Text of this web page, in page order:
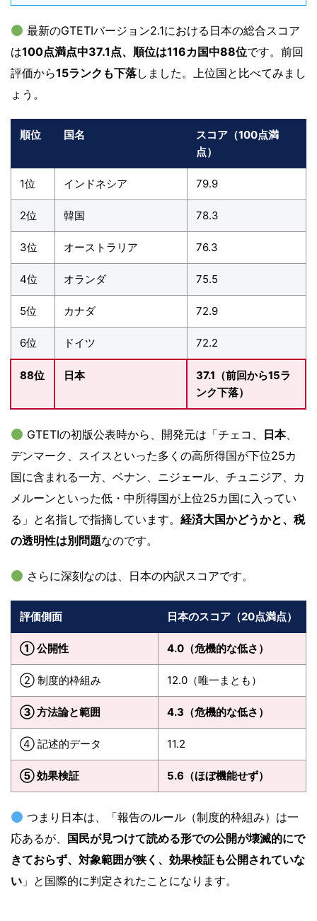
最新のGTETIバージョン2.1における日本の総合スコア
は100点満点中37.1点、順位は116カ国中88位です。前回
評価から15ランクも下落しました。上位国と比べてみまし
ょう。
順位 国名
スコア（100点満
点）
1位 インドネシア 79.9
2位 韓国 78.3
3位 オーストラリア 76.3
4位 オランダ 75.5
5位 カナダ 72.9
6位 ドイツ 72.2
88位 日本
37.1（前回から15ラ
ンク下落）
GTETIの初版公表時から、開発元は「チェコ、 日本、
デンマーク、スイスといった多くの高所得国が下位25カ
国に含まれる一方、ベナン、ニジェール、チュニジア、カ
メルーンといった低・中所得国が上位25カ国に入ってい
る」と名指しで指摘しています。 経済大国かどうかと、税
の透明性は別問題なのです。
さらに深刻なのは、日本の内訳スコアです。
評価側面 日本のスコア（20点満点）
① 公開性 4.0（危機的な低さ）
② 制度的枠組み 12.0（唯一まとも）
③ 方法論と範囲 4.3（危機的な低さ）
④ 記述的データ 11.2
⑤ 効果検証 5.6（ほぼ機能せず）
つまり日本は、「報告のルール（制度的枠組み）は一
応あるが、
国民が見つけて読める形での公開が壊滅的にで
きておらず、対象範囲が狭く、効果検証も公開されていな
い 」と国際的に判定されたことになります。